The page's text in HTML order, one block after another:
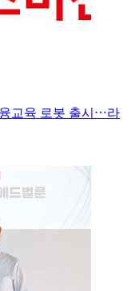
교육 로봇 출시⋯라